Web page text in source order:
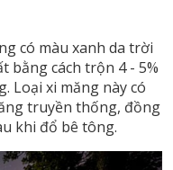
có màu xanh da trời
bằng cách trộn 4 - 5%
Loại xi măng này có
truyền thống, đồng
khi đổ bê tông.